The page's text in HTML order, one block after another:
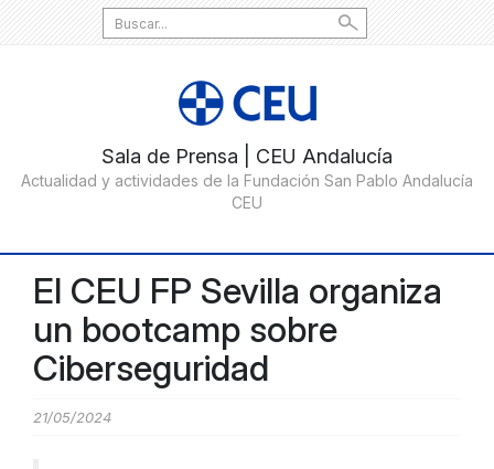
Search
for:
El CEU FP Sevilla organiza
un bootcamp sobre
Ciberseguridad
21/05/2024